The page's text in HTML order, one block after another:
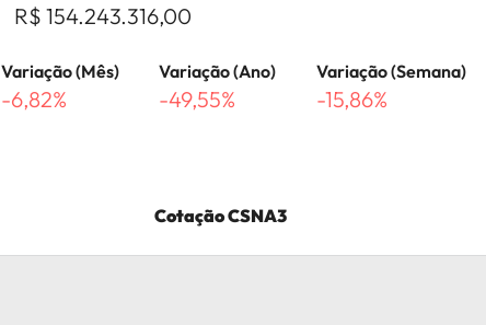
R$ 154.243.316,00
Variação (Mês)
-6,82%
Variação (Ano)
-49,55%
Variação (Semana)
-15,86%
CotaçãoCSNA3